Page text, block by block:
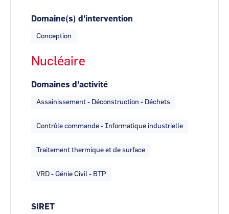
Domaine(s) d'intervention
Conception
Nucléaire
Domaines d'activité
Assainissement - Déconstruction - Déchets
Contrôle commande - Informatique industrielle
Traitement thermique et de surface
VRD - Génie Civil - BTP
SIRET